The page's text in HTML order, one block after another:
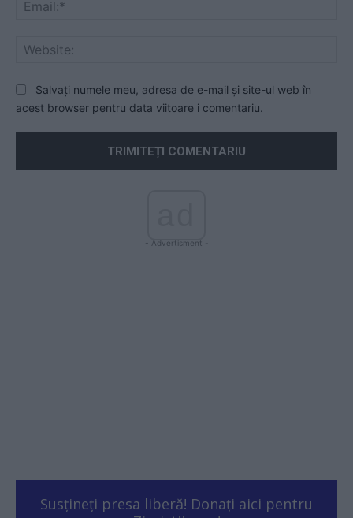
Salvați numele meu, adresa de e-mail și site-ul web în
acest browser pentru data viitoare i comentariu.
- Advertisment -
Susțineți presa liberă! Donați aici pentru